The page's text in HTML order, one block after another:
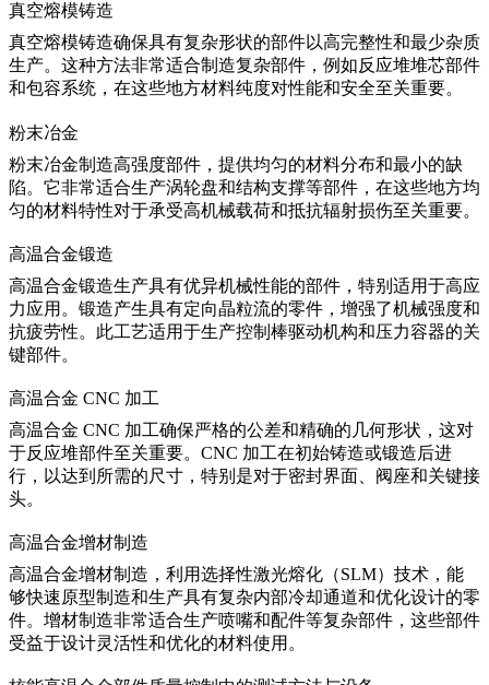
真空熔模铸造
真空熔模铸造确保具有复杂形状的部件以高完整性和最少杂质
生产。这种方法非常适合制造复杂部件，例如反应堆堆芯部件
和包容系统，在这些地方材料纯度对性能和安全至关重要。
粉末冶金
粉末冶金制造高强度部件，提供均匀的材料分布和最小的缺
陷。它非常适合生产涡轮盘和结构支撑等部件，在这些地方均
匀的材料特性对于承受高机械载荷和抵抗辐射损伤至关重要。
高温合金锻造
高温合金锻造生产具有优异机械性能的部件，特别适用于高应
力应用。锻造产生具有定向晶粒流的零件，增强了机械强度和
抗疲劳性。此工艺适用于生产控制棒驱动机构和压力容器的关
键部件。
高温合金 CNC 加工
高温合金 CNC 加工确保严格的公差和精确的几何形状，这对
于反应堆部件至关重要。CNC 加工在初始铸造或锻造后进
行，以达到所需的尺寸，特别是对于密封界面、阀座和关键接
头。
高温合金增材制造
高温合金增材制造 ，利用选择性激光熔化（SLM）技术，能
够快速原型制造和生产具有复杂内部冷却通道和优化设计的零
件。增材制造非常适合生产喷嘴和配件等复杂部件，这些部件
受益于设计灵活性和优化的材料使用。